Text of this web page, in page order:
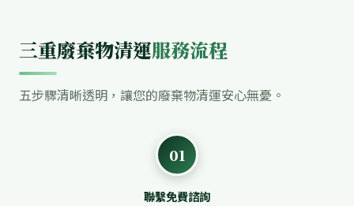
三重廢棄物清運服務流程
五步驟清晰透明，讓您的廢棄物清運安心無憂。
01
聯繫免費諮詢